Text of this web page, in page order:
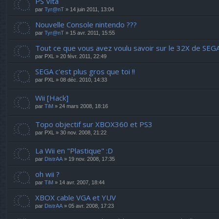
par Tyr@nT » 14 juin 2011, 13:04
Nouvelle Console nintendo ???
par Tyr@nT » 15 avr. 2011, 15:55
Tout ce que vous avez voulu savoir sur le 32X de
par PXL » 20 févr. 2011, 22:49
SEGA c'est plus gros que toi !!
par PXL » 08 déc. 2010, 14:33
Wii [Hack]
par TiM » 24 mars 2008, 18:16
Topo objectif sur XBOX360 et PS3
par PXL » 30 nov. 2008, 21:22
La Wii en "Plastique" :D
par DistrAA » 19 nov. 2008, 17:35
oh wii ?
par TiM » 14 avr. 2007, 18:44
XBOX cable VGA et YUV
par DistrAA » 05 avr. 2008, 17:23